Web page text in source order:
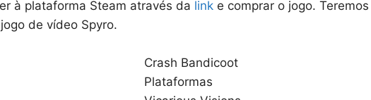
à plataforma Steam através da link e comprar o jogo.
de vídeo Spyro.
Crash Bandicoot
Plataformas